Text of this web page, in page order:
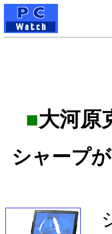
■大河原
シャープ